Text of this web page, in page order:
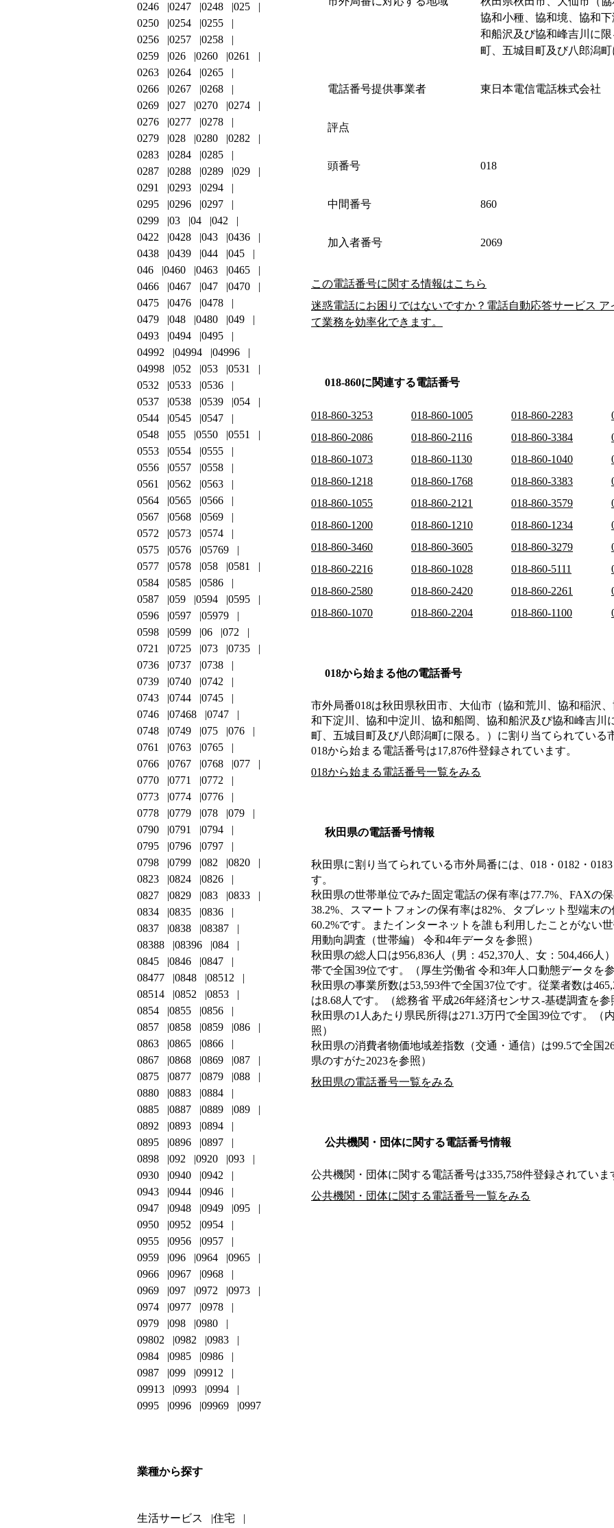
協和小種、協和境、協和
和船沢及び協和峰吉川に
町、五城目町及び八郎潟町
電話番号提供事業者 東日本電信電話株式会社
評点
頭番号 018
中間番号 860
加入者番号 2069
この電話番号に関する情報はこちら
迷惑電話にお困りではないですか？電話自動応答サービス
て業務を効率化できます。
018-860に関連する電話番号
018-860-3253 018-860-1005 018-860-2283
018-860-2086
018-860-2116 018-860-3384
018-860-1073
018-860-1130 018-860-1040
018-860-1218
018-860-1768 018-860-3383
018-860-1055
018-860-2121 018-860-3579
018-860-1200
018-860-1210 018-860-1234
018-860-3460
018-860-3605 018-860-3279
018-860-2216
018-860-1028 018-860-5111
018-860-2580
018-860-2420 018-860-2261
018-860-1070
018-860-2204 018-860-1100
018から始まる他の電話番号
市外局番018は秋田県秋田市、大仙市（協和荒川、協和稲沢
和下淀川、協和中淀川、協和船岡、協和船沢及び協和峰吉川
町、五城目町及び八郎潟町に限る。） に割り当てられている
018から始まる電話番号は17,876件登録されています。
018から始まる電話番号一覧をみる
秋田県の電話番号情報
秋田県に割り当てられている市外局番には、018・0182・0183
す。
秋田県の世帯単位でみた固定電話の保有率は77.7%、FAXの
38.2%、スマートフォンの保有率は82%、タブレット型端末
60.2%です。またインターネットを誰も利用したことがない
用動向調査（世帯編） 令和4年データを参照）
秋田県の総人口は956,836人（男：452,370人、女：504,466人
帯で全国39位です。（厚生労働省 令和3年人口動態データを参
秋田県の事業所数は53,593件で全国37位です。従業者数は
は8.68人です。（総務省 平成26年経済センサス‐基礎調査を参
秋田県の1人あたり県民所得は271.3万円で全国39位です。（
照）
秋田県の消費者物価地域差指数（交通・通信）は99.5で全国
県のすがた2023を参照）
秋田県の電話番号一覧をみる
公共機関・団体に関する電話番号情報
公共機関・団体に関する電話番号は335,758件登録されていま
公共機関・団体に関する電話番号一覧をみる
0246
0247 0248
025
0250
0254
0255
0256
0257
0258
0259
026 0260
0261
0263
0264
0265
0266
0267
0268
0269
027 0270
0274
0276
0277
0278
0279
028 0280
0282
0283
0284
0285
0287
0288 0289
029
0291
0293
0294
0295
0296
0297
0299
03 04
042
0422
0428 043
0436
0438
0439 044
045
046
0460 0463
0465
0466
0467 047
0470
0475
0476
0478
0479
048 0480
049
0493
0494
0495
04992
04994
04996
04998
052 053
0531
0532
0533
0536
0537
0538 0539
054
0544
0545
0547
0548
055 0550
0551
0553
0554
0555
0556
0557
0558
0561
0562
0563
0564
0565
0566
0567
0568
0569
0572
0573
0574
0575
0576
05769
0577
0578 058
0581
0584
0585
0586
0587
059 0594
0595
0596
0597
05979
0598
0599 06
072
0721
0725 073
0735
0736
0737
0738
0739
0740
0742
0743
0744
0745
0746
07468
0747
0748
0749 075
076
0761
0763
0765
0766
0767 0768
077
0770
0771
0772
0773
0774
0776
0778
0779 078
079
0790
0791
0794
0795
0796
0797
0798
0799 082
0820
0823
0824
0826
0827
0829 083
0833
0834
0835
0836
0837
0838
08387
08388
08396
084
0845
0846
0847
08477
0848
08512
08514
0852
0853
0854
0855
0856
0857
0858 0859
086
0863
0865
0866
0867
0868 0869
087
0875
0877 0879
088
0880
0883
0884
0885
0887 0889
089
0892
0893
0894
0895
0896
0897
0898
092 0920
093
0930
0940
0942
0943
0944
0946
0947
0948 0949
095
0950
0952
0954
0955
0956
0957
0959
096 0964
0965
0966
0967
0968
0969
097 0972
0973
0974
0977
0978
0979
098
0980
09802
0982
0983
0984
0985
0986
0987
099
09912
09913
0993
0994
0995
0996 09969 0997
業種から探す
生活サービス 住宅